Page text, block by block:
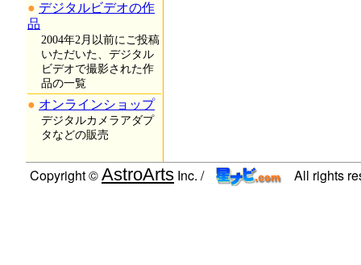
デジタルビデオの作
品
2004年2月以前にご投稿
いただいた、デジタル
ビデオで撮影された作
品の一覧
オンラインショップ
デジタルカメラアダプ
タなどの販売
Copyright ©AstroArts Inc. / All rights